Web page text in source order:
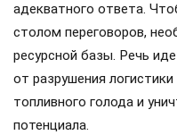
адекватного ответа.
столом переговоров,
ресурсной базы. Речь
от разрушения
топливного голода и
потенциала.